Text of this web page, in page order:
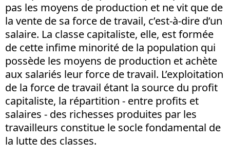
pas les moyens de production et ne vit que de
la vente de sa force de travail, c’est-à-dire d’un
salaire. La classe capitaliste, elle, est formée
de cette infime minorité de la population qui
possède les moyens de production et achète
aux salariés leur force de travail. L’exploitation
de la force de travail étant la source du profit
capitaliste, la répartition - entre profits et
salaires - des richesses produites par les
travailleurs constitue le socle fondamental de
la lutte des classes.